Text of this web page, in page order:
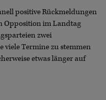
positive Rückmeldungen
Opposition im Landtag
zwei
viele Termine zu stemmen
etwas länger auf